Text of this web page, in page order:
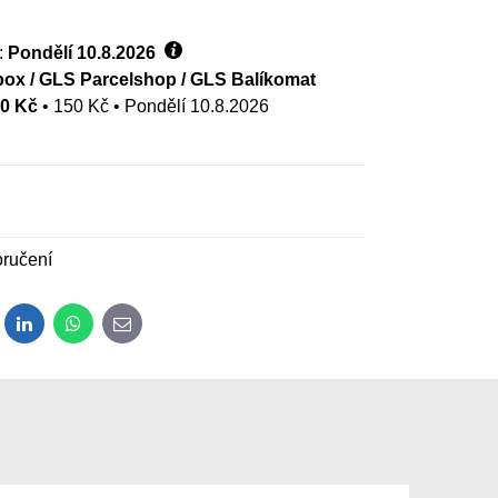
Pondělí10.8.2026
/ GLS Parcelshop / GLS Balíkomat
Kč• 150 Kč • Pondělí 10.8.2026
LinkedInWhatsApp
E-mail